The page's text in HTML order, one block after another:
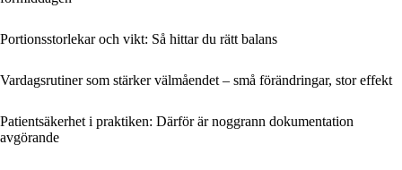
Portionsstorlekar och vikt: Så hittar du rätt balans
Vardagsrutiner som stärker välmåendet – små förändringar, stor effekt
Patientsäkerhet i praktiken: Därför är noggrann dokumentation
avgörande